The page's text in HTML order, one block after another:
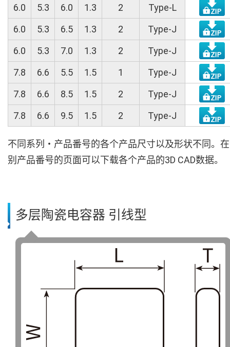
6.0
5.3 6.0 1.3 2
Type-L
6.0
5.3 6.5 1.3 2
Type-J
6.0
5.3 7.0 1.3 2
Type-J
7.8
6.6 5.5 1.5 1
Type-J
7.8
6.6 8.5 1.5 2
Type-J
7.8
6.6 9.5 1.5 2 Type-J
不同系列・产品番号的各个产品尺寸以及形状不同。
别产品番号的页面可以下载各个产品的3D CAD数据。
多层陶瓷电容器 引线型